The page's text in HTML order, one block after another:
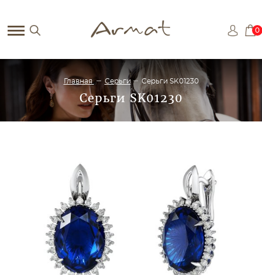
0
Главная Серьги Серьги SK01230
Серьги SK01230